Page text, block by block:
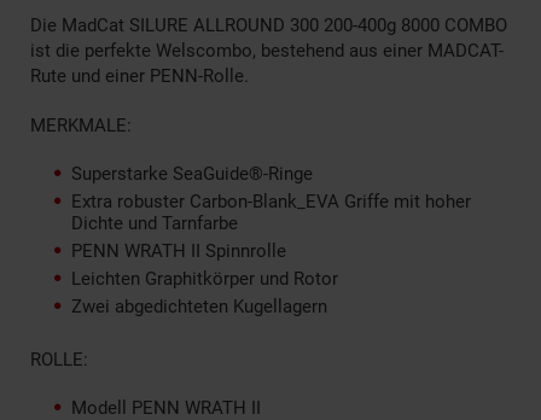
Die MadCat SILURE ALLROUND 300 200-400g 8000 COMBO
ist die perfekte Welscombo, bestehend aus einer MADCAT-
Rute und einer PENN-Rolle.
MERKMALE:
Superstarke SeaGuide®-Ringe
Extra robuster Carbon-Blank_EVA Griffe mit hoher
Dichte und Tarnfarbe
PENN WRATH II Spinnrolle
Leichten Graphitkörper und Rotor
Zwei abgedichteten Kugellagern
ROLLE:
Modell PENN WRATH II